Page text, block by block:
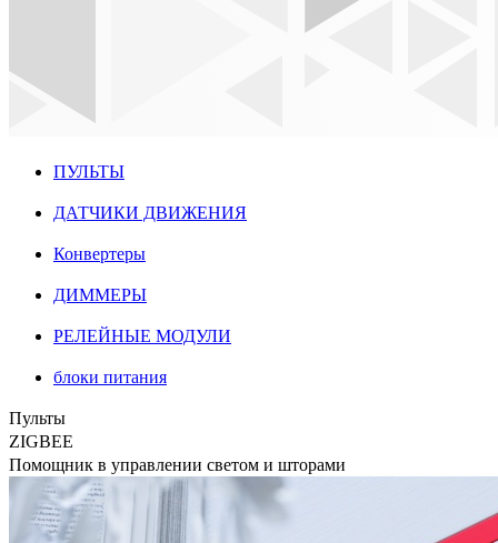
ПУЛЬТЫ
ДАТЧИКИ ДВИЖЕНИЯ
Конвертеры
ДИММЕРЫ
РЕЛЕЙНЫЕ МОДУЛИ
блоки питания
Пульты
ZIGBEE
Помощник в управлении светом и шторами